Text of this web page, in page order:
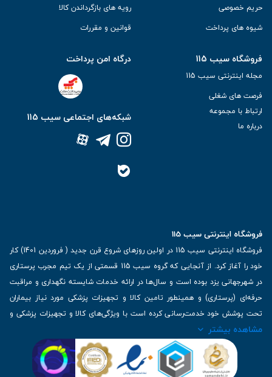
حریم خصوصی
شیوه های پرداخت
رویه های بازگرداندن کالا
قوانین و مقررات
فروشگاه سیب 115
مجله اینترنتی سیب 115
فرصت های شغلی
ارتباط با مجموعه
درباره ما
درگاه امن پرداخت
شبکه‌های اجتماعی سیب 115
فروشگاه اینترنتی سیب 115
فروشگاه اینترنتی سیب 115 در اولین روزهای شروع قرن جدید ( فروردین 1401) کار
خود را آغاز کرد. از آنجایی که گروه سیب 115 قسمتی از یک تیم مجرب پرستاری
در شهرجهانی یزد بوده است و سال‌ها در ارائه خدمات شایسته نگهداری و مراقبت
حرفه‌ای (پرستاری) و همینطور تامین کالا و تجهیزات پزشکی مورد نیاز بیماران
تحت پوشش خود خدمت‌رسانی کرده است با ویژگی‌های کالا و تجهیزات پزشکی و
برترین برندهای موجود در بازار اطلاعات بسیار ارزشمندی را دارا می‌باشد
| تلفن تماس : 36333383-035 | ایمیل: Info@Sib115.com
مشاهده بیشتر